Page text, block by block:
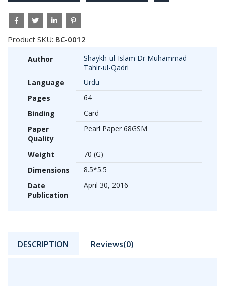
Product SKU: BC-0012
Author
Shaykh-ul-Islam Dr Muhammad
Tahir-ul-Qadri
Language
Urdu
Pages
64
Binding
Card
Paper
Quality
Pearl Paper 68GSM
Weight
70 (G)
Dimensions
8.5*5.5
Date
Publication
April 30, 2016
DESCRIPTION Reviews(0)